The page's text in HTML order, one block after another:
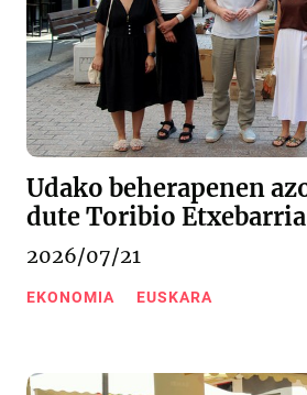
Udako beherapenen
dute Toribio
2026/07/21
EKONOMIA EUSKARA